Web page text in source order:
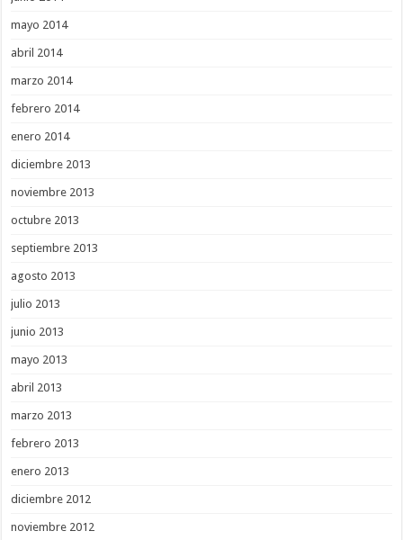
mayo 2014
abril 2014
marzo 2014
febrero 2014
enero 2014
diciembre 2013
noviembre 2013
octubre 2013
septiembre 2013
agosto 2013
julio 2013
junio 2013
mayo 2013
abril 2013
marzo 2013
febrero 2013
enero 2013
diciembre 2012
noviembre 2012